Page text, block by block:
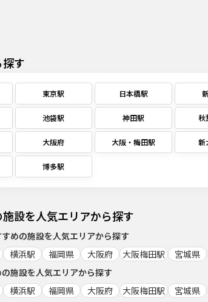
す
東京駅 日本橋駅
池袋駅 神田駅 秋
大阪府 大阪・梅田駅 新
博多駅
設を人気エリアから探す
めの施設を人気エリアから探す
横浜駅 福岡県 大阪府 大阪梅田駅 宮城県
施設を人気エリアから探す
横浜駅 福岡県 大阪府 大阪梅田駅 宮城県